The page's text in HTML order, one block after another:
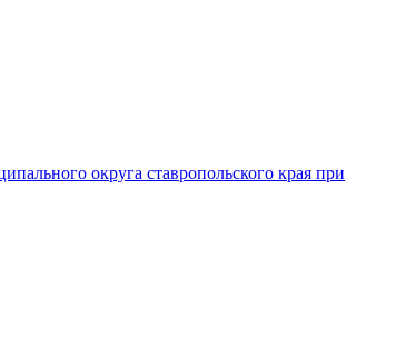
округа ставропольского края при